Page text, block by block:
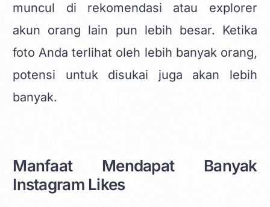
muncul di rekomendasi atau explorer
akun orang lain pun lebih besar. Ketika
foto Anda terlihat oleh lebih banyak orang,
potensi untuk disukai juga akan lebih
banyak.
Manfaat Mendapat Banyak
Instagram Likes